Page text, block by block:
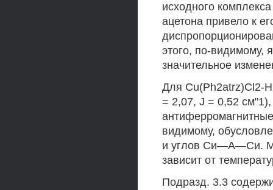
исходного
ацетона привело к
этого, по-видимому,
значительное
Для Cu(Ph2atrz)Cl2-
= 2,07, J = 0,52
видимому,
и углов Си—А—Си.
зависит от
Подразд. 3.3